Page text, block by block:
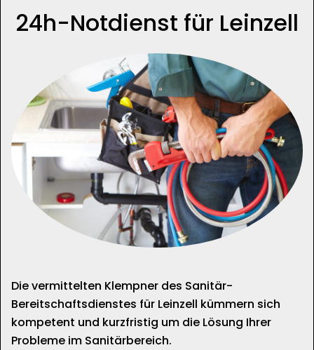
24h-Notdienst für Leinzell
Die vermittelten Klempner des Sanitär-
Bereitschaftsdienstes für Leinzell kümmern sich
kompetent und kurzfristig um die Lösung Ihrer
Probleme im Sanitärbereich.